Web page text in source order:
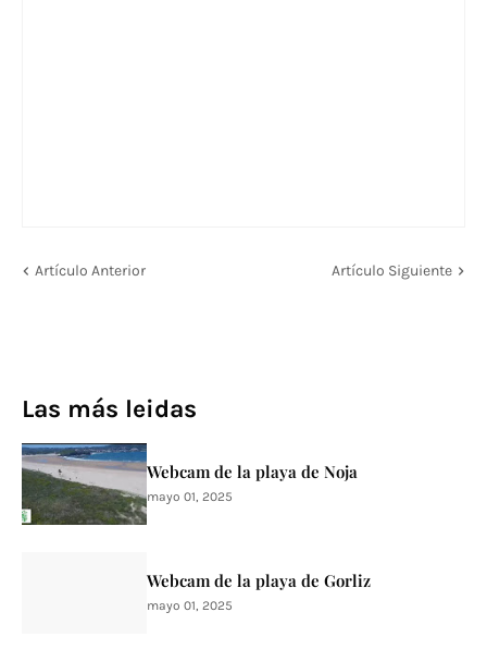
Artículo Anterior Artículo Siguiente
Las más leidas
Webcam de la playa de Noja
mayo 01, 2025
Webcam de la playa de Gorliz
mayo 01, 2025